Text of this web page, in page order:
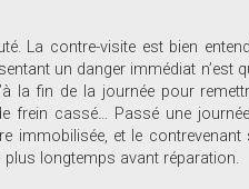
La contre-visite est bien
un danger immédiat n’est
la fin de la journée pour
frein cassé… Passé une
immobilisée, et le contrevenant
longtemps avant réparation.